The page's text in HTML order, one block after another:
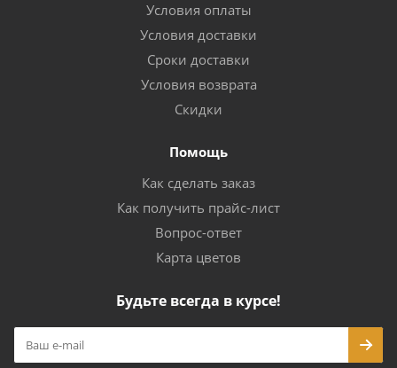
Условия оплаты
Условия доставки
Сроки доставки
Условия возврата
Скидки
Помощь
Как сделать заказ
Как получить прайс-лист
Вопрос-ответ
Карта цветов
Будьте всегда в курсе!